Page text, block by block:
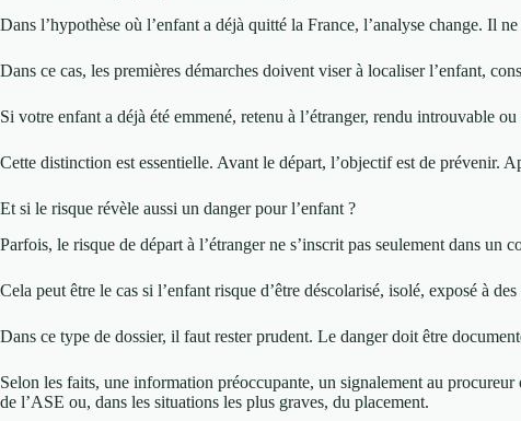
Dans l’hypothèse où l’enfant a déjà quitté la France, l’analyse change. Il
Dans ce cas, les premières démarches doivent viser à localiser l’enfant,
Si votre enfant a déjà été emmené, retenu à l’étranger, rendu introuvable
Cette distinction est essentielle. Avant le départ, l’objectif est de prévenir.
Et si le risque révèle aussi un danger pour l’enfant ?
Parfois, le risque de départ à l’étranger ne s’inscrit pas seulement dans
Cela peut être le cas si l’enfant risque d’être déscolarisé, isolé, exposé à
Dans ce type de dossier, il faut rester prudent. Le danger doit être
Selon les faits, une information préoccupante, un signalement au
de l’ASE ou, dans les situations les plus graves, du placement.